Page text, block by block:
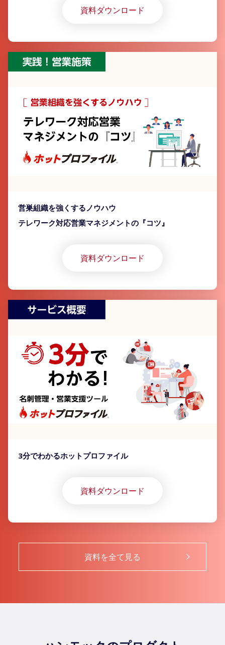
「Excel」以外のツール導入が進んでいない実態が明ら
資料ダウンロード
営巣組織を強くするノウハウ
テレワーク対応営業マネジメントの『コツ』
資料ダウンロード
3分でわかるホットプロファイル
資料ダウンロード
資料を全て見る